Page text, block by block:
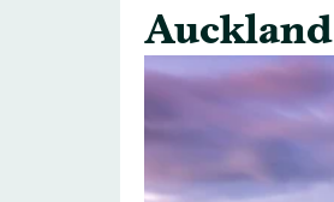
Auckland